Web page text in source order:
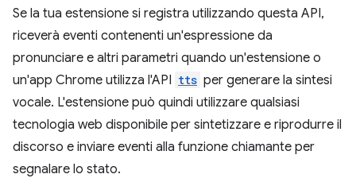
Se la tua estensione si registra utilizzando questa API,
riceverà eventi contenenti un'espressione da
pronunciare e altri parametri quando un'estensione o
un'app Chrome utilizza l'API tts per generare la sintesi
vocale. L'estensione può quindi utilizzare qualsiasi
tecnologia web disponibile per sintetizzare e riprodurre il
discorso e inviare eventi alla funzione chiamante per
segnalare lo stato.